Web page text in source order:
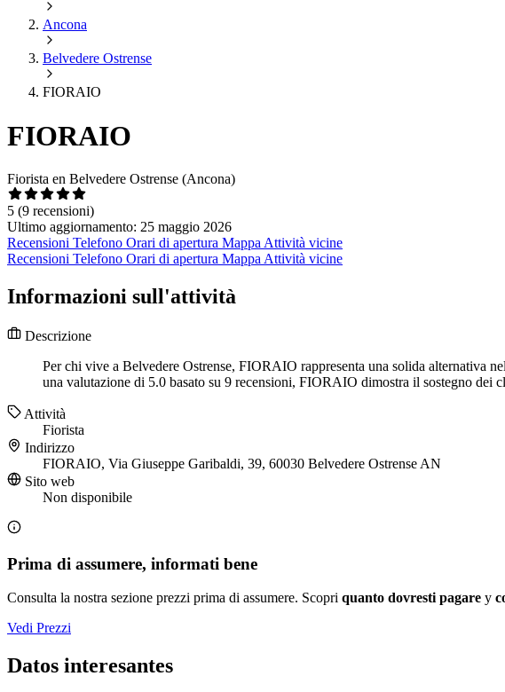
Ancona
Belvedere Ostrense
FIORAIO
FIORAIO
Fiorista en Belvedere Ostrense (Ancona)
5 (9 recensioni)
Ultimo aggiornamento: 25 maggio 2026
Recensioni Telefono Orari di apertura Mappa Attività vicine
Recensioni Telefono Orari di apertura Mappa Attività vicine
Informazioni sull'attività
Descrizione
Per chi vive a Belvedere Ostrense, FIORAIO rappresenta una solida alternativa
una valutazione di 5.0 basato su 9 recensioni, FIORAIO dimostra il sostegno
Attività
Fiorista
Indirizzo
FIORAIO, Via Giuseppe Garibaldi, 39, 60030 Belvedere Ostrense AN
Sito web
Non disponibile
Prima di assumere, informati bene
Consulta la nostra sezione prezzi prima di assumere. Scopri quanto dovresti pagare y
Vedi Prezzi
Datos interesantes